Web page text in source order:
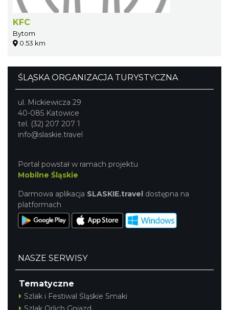
KFC
Bytom
0.53 km
ŚLĄSKA ORGANIZACJA TURYSTYCZNA
ul. Mickiewicza 29
40-085 Katowice
tel. (32) 207 207 1
info@slaskie.travel
Portal powstał w ramach projektu
Mobilne Śląskie
Darmowa aplikacja SLASKIE.travel dostępna na
platformach
NASZE SERWISY
Tematyczne
Szlak i Festiwal Śląskie Smaki